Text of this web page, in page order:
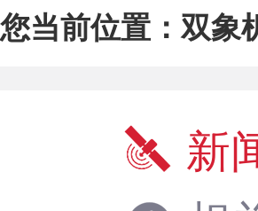
新
您当前位置： 双象